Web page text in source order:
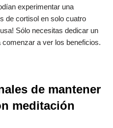
experimentar una
de cortisol en solo cuatro
Sólo necesitas dedicar un
a ver los beneficios.
de mantener
meditación